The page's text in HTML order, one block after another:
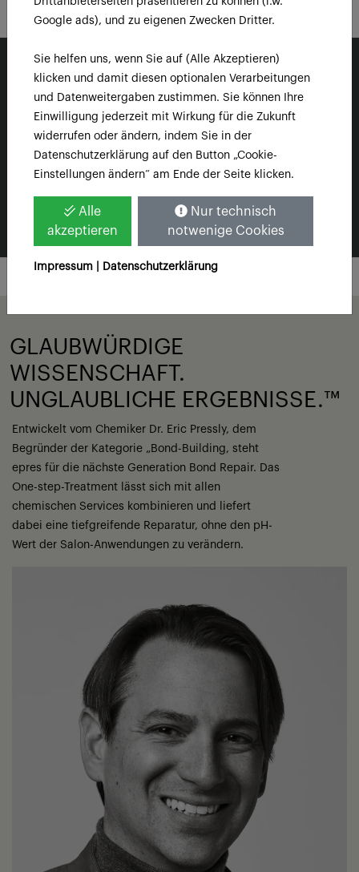
Google ads), und zu eigenen Zwecken Dritter.
Sie helfen uns, wenn Sie auf (Alle Akzeptieren)
klicken und damit diesen optionalen Verarbeitungen
und Datenweitergaben zustimmen. Sie können Ihre
Einwilligung jederzeit mit Wirkung für die Zukunft
widerrufen oder ändern, indem Sie in der
Datenschutzerklärung auf den Button „Cookie-
Einstellungen ändern“ am Ende der Seite klicken.
Nur technisch
notwenige Cookies
Alle
akzeptieren
Impressum | Datenschutzerklärung
epres™ Professional Bond Repairist nicht nur ideal für alle
Haartypen, sondern auch für alle Dienstleistungen. Die
patentierte Formel bietet eine unglaubliche Flexibilität und
Performance, ganz gleich, ob sie mit chemischen Services
oder auf unbehandeltem Haar angewendet wird.
GLAUBWÜRDIGE
WISSENSCHAFT.
UNGLAUBLICHE ERGEBNISSE.™
Entwickelt vom Chemiker Dr. Eric Pressly, dem
Begründer der Kategorie „Bond-Building, steht
epres für die nächste Generation Bond Repair. Das
One-step-Treatment lässt sich mit allen
chemischen Services kombinieren und liefert
dabei eine tiefgreifende Reparatur, ohne den pH-
Wert der Salon-Anwendungen zu verändern.